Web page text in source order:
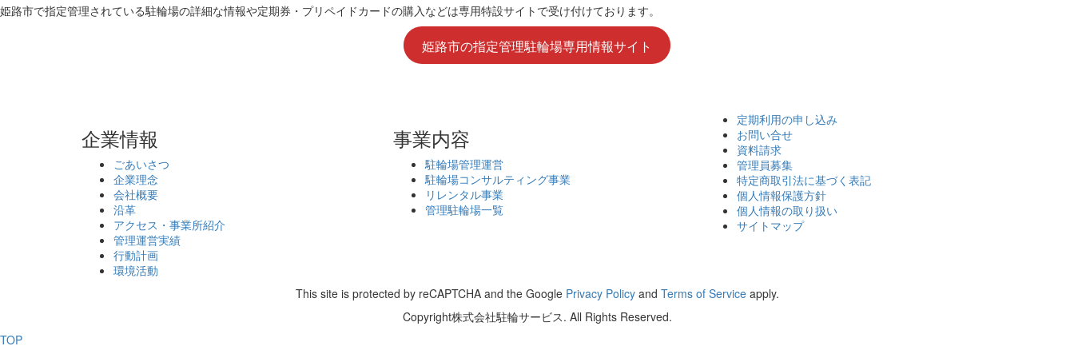
姫路市で指定管理されている駐輪場の詳細な情報や定期券・プリペイドカードの購入などは専用特設サイトで受け付けております。
姫路市の指定管理駐輪場専用情報サイト
企業情報
ごあいさつ
企業理念
会社概要
沿革
アクセス・事業所紹介
管理運営実績
行動計画
環境活動
事業内容
駐輪場管理運営
駐輪場コンサルティング事業
リレンタル事業
管理駐輪場一覧
定期利用の申し込み
お問い合せ
資料請求
管理員募集
特定商取引法に基づく表記
個人情報保護方針
個人情報の取り扱い
サイトマップ
This site is protected by reCAPTCHA and the Google Privacy Policyand Terms of Serviceapply.
Copyright株式会社駐輪サービス. All Rights Reserved.
TOP